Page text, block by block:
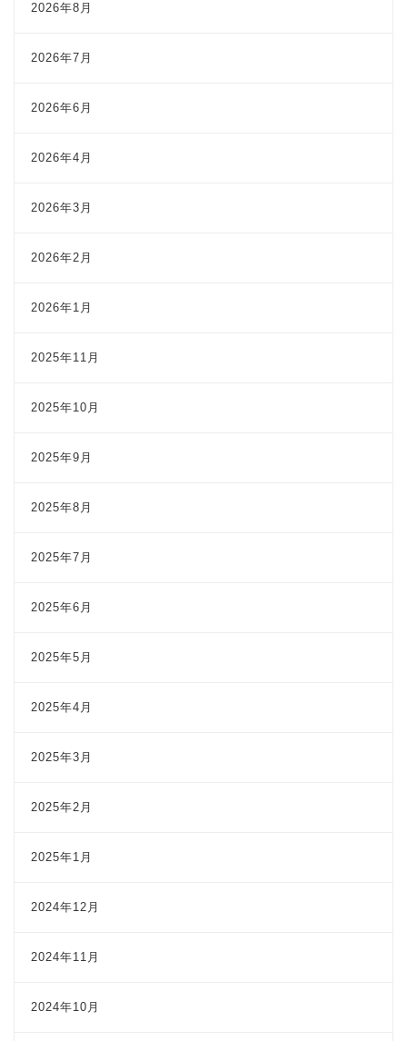
2026年8月
2026年7月
2026年6月
2026年4月
2026年3月
2026年2月
2026年1月
2025年11月
2025年10月
2025年9月
2025年8月
2025年7月
2025年6月
2025年5月
2025年4月
2025年3月
2025年2月
2025年1月
2024年12月
2024年11月
2024年10月